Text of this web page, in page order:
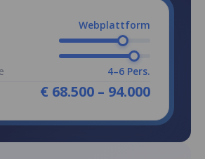
Webplattform
4–6 Pers.
€ 68.500 – 94.000